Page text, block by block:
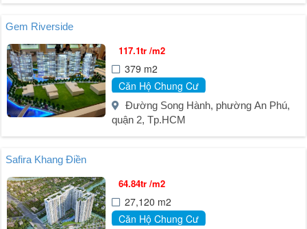
Gem Riverside
117.1tr /m2
379 m2
Căn Hộ Chung Cư
Đường Song Hành, phường An Phú,
quận 2, Tp.HCM
Safira Khang Điền
64.84tr /m2
27,120 m2
Căn Hộ Chung Cư